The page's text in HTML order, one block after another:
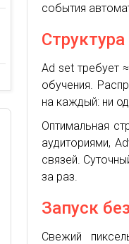
события
Ad set требует
обучения.
на каждый: ни
Оптимальная
аудиториями,
связей.
за раз.
Запуск
Свежий